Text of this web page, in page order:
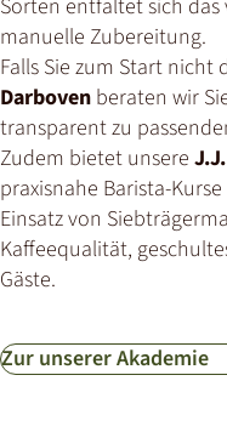
Sorten entfaltet sich
manuelle Zubereitung.
Falls Sie zum Start
Darboven beraten wir
transparent zu
Zudem bietet unsere
praxisnahe Barista-
Einsatz von
Kaffeequalität,
Gäste.
Zur unserer Akademie